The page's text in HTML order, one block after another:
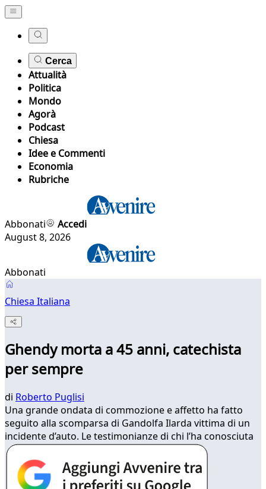
Cerca
Attualità
Politica
Mondo
Agorà
Podcast
Chiesa
Idee e Commenti
Economia
Rubriche
Abbonati
Accedi
August 8, 2026
Abbonati
Chiesa Italiana
Ghendy morta a 45 anni, catechista
per sempre
di Roberto Puglisi
Una grande ondata di commozione e affetto ha fatto
seguito alla scomparsa di Gandolfa Ilarda vittima di un
incidente d’auto. Le testimonianze di chi l’ha conosciuta